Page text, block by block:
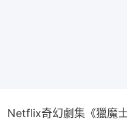
Netflix奇幻劇集《獵魔